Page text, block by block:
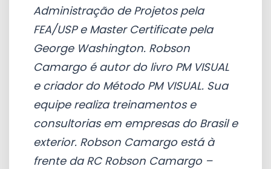
Administração de Projetos pela
FEA/USP e Master Certificate pela
George Washington. Robson
Camargo é autor do livro PM VISUAL
e criador do Método PM VISUAL. Sua
equipe realiza treinamentos e
consultorias em empresas do Brasil e
exterior. Robson Camargo está à
frente da RC Robson Camargo –